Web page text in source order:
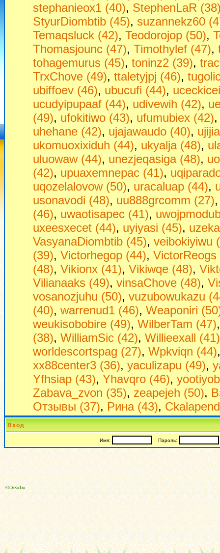
stephanieox1 (40), StephenLaR
StyurDiombtib (45), suzannekz60
Temaqsluck (42), Teodorojop (50),
Thomasjounc (47), Timothylef (47),
tohagemurus (45), toninz2 (39),
TrxChove (49), ttaletyjpj (46),
ubiffoev (46), ubucufi (44),
ucudyipupaaf (44), udivewih (42),
(49), ufokitiwo (43), ufumubiex (42)
uhehane (42), ujajawaudo (40),
ukomuoxixiduh (44), ukyalja (48),
uluowaw (44), unezjeqasiga (48),
(42), upuaxemnepac (41),
uqozelalovow (50), uracaluap (44),
usonavodi (48), uu888grcomm (27)
(46), uwaotisapec (41),
uxeesxecet (44), uyiyasi (45),
VasyanaDiombtib (45), veibokiyiwu
(39), Victorhegop (44), VictorReogs
(48), Vikionx (41), Vikiwqe (48),
Vilianaaks (49), vinsaChove (48),
vosanozjuhu (50), vuzubowukazu
(40), warrenud1 (46), Weaponiri
weukisobobire (49), WilberTam (47)
(38), WilliamSic (42), Willieexall (41)
worldescortspag (27), Wpkviqn (44)
xx88center3 (36), yaculizapu (49),
Yfhsiap (43), Yhavqro (46),
Zabava_zvon (35), zeapejeh (50),
Отзывы (37), Рина (43),
Вход
Имя: Пароль:
© Dread.ru